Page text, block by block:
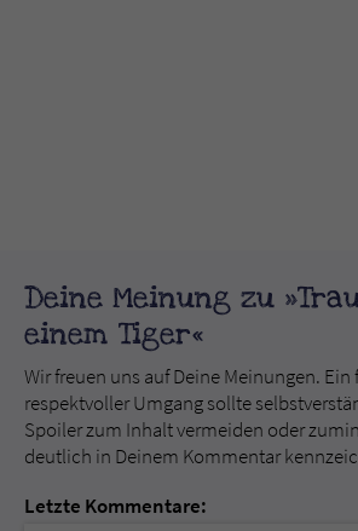
Deine Meinung zu
einem Tiger«
Wir freuen uns auf Deine Meinungen. Ein
respektvoller Umgang sollte
Spoiler zum Inhalt vermeiden oder
deutlich in Deinem Kommentar
Letzte Kommentare: